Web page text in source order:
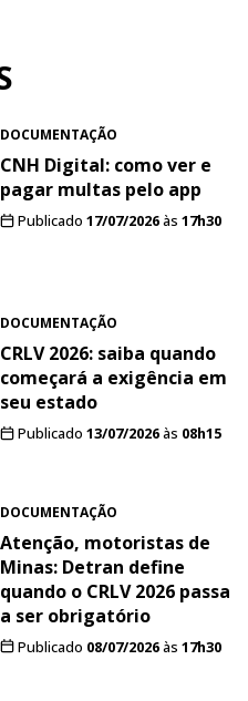
DOCUMENTAÇÃO
CNH Digital: como ver e
pagar multas pelo app
Publicado 17/07/2026às 17h30
DOCUMENTAÇÃO
CRLV 2026: saiba quando
começará a exigência em
seu estado
Publicado 13/07/2026às 08h15
DOCUMENTAÇÃO
Atenção, motoristas de
Minas: Detran define
quando o CRLV 2026 passa
a ser obrigatório
Publicado 08/07/2026às 17h30